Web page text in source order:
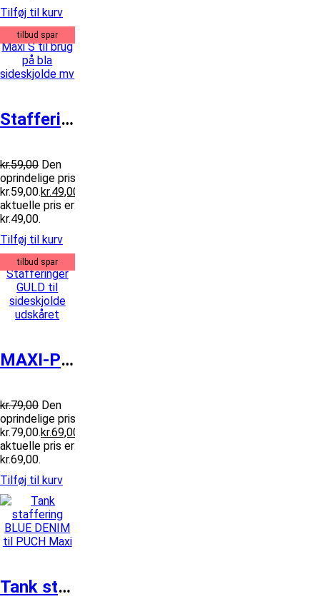
Tilføj til kurv
tilbud spar
Stafferinger Maxi S til brug på bla s...
kr.59,00 Den
oprindelige pris var:
kr.59,00.kr.49,00
aktuelle pris er:
kr.49,00.
Tilføj til kurv
tilbud spar
MAXI-P Stafferinger GULD til sideskjo...
kr.79,00 Den
oprindelige pris var:
kr.79,00.kr.69,00
aktuelle pris er:
kr.69,00.
Tilføj til kurv
Tank staffering BLUE DENIM til PUCH M...